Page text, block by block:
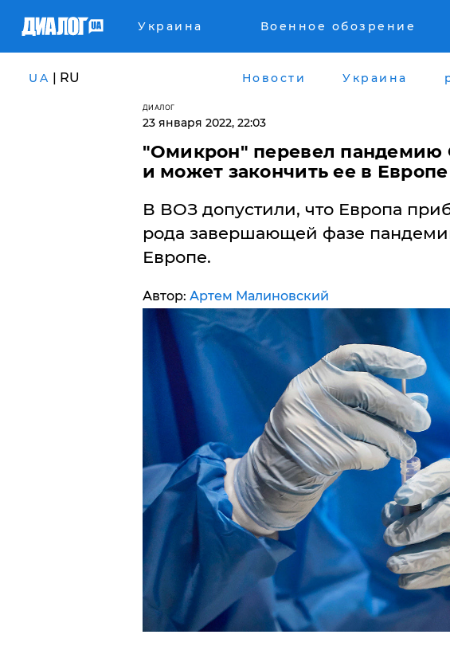
Украина Военное обозрение
UA | RU Новости Украина
ДИАЛОГ
23 января 2022, 22:03
"Омикрон" перевел пандемию
и может закончить ее в
В ВОЗ допустили, что Европа
рода завершающей фазе
Европе.
Автор: Артем Малиновский